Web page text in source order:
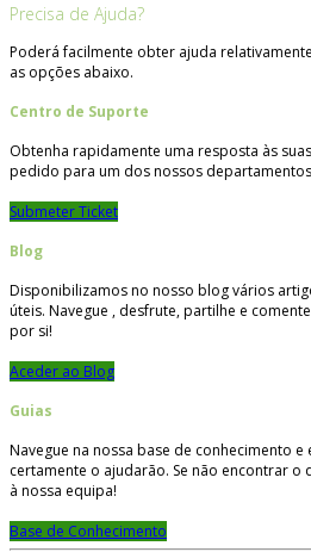
Precisa de Ajuda?
Poderá facilmente obter ajuda
as opções abaixo.
Centro de Suporte
Obtenha rapidamente uma resposta às
pedido para um dos nossos
Submeter Ticket
Blog
Disponibilizamos no nosso blog vários
úteis. Navegue , desfrute, partilhe e
por si!
Aceder ao Blog
Guias
Navegue na nossa base de conhecimento
certamente o ajudarão. Se não encontrar o
à nossa equipa!
Base de Conhecimento